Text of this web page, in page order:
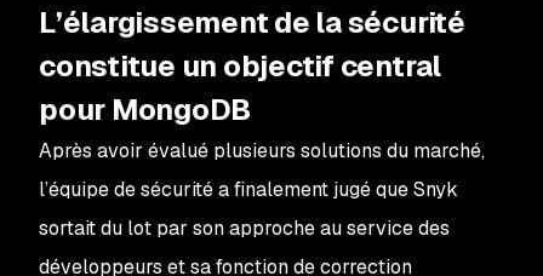
L’élargissement de la sécurité
constitue un objectif central
pour MongoDB
Après avoir évalué plusieurs solutions du marché,
l’équipe de sécurité a finalement jugé que Snyk
sortait du lot par son approche au service des
développeurs et sa fonction de correction